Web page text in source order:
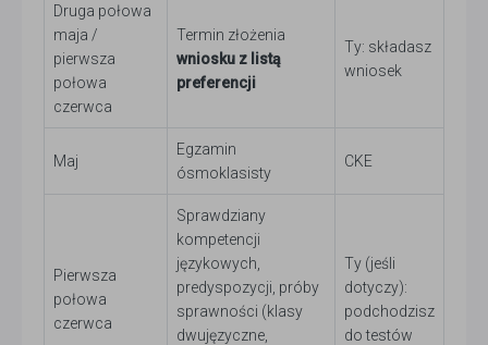
Druga połowa
maja /
pierwsza
połowa
czerwca
Termin złożenia
wniosku z listą
preferencji
Ty: składasz
wniosek
Maj
Egzamin
ósmoklasisty
CKE
Pierwsza
połowa
czerwca
Sprawdziany
kompetencji
językowych,
predyspozycji, próby
sprawności (klasy
dwujęzyczne,
Ty (jeśli
dotyczy):
podchodzisz
do testów